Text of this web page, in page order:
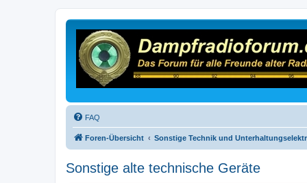
FAQ
Foren-Übersicht Sonstige Technik und
Sonstige alte technische Geräte